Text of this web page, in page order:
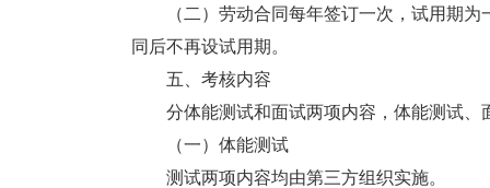
（二）劳动合同每年签订一次，试用期为
同后不再设试用期。
五、考核内容
分体能测试和面试两项内容，体能测试、
（一）体能测试
测试两项内容均由第三方组织实施。